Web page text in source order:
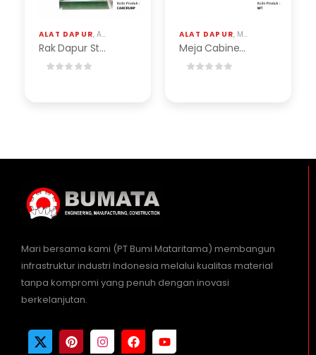
ALAT DAPUR, ALAT INDUSTRI RAK STAINLESS DAN BESI,STAINLESS
Rak Dapur Stainless
ALAT DAPUR, MEJA CABINET TEPPANYAKI
Meja Cabinet Teppanyaki
Mari bersama kami (PT Bumi Mataritama) membangun
infrastruktur industri Indonesia melalui kualitas material
tanpa kompromi yang penuh dengan inovasi
berkelanjutan.